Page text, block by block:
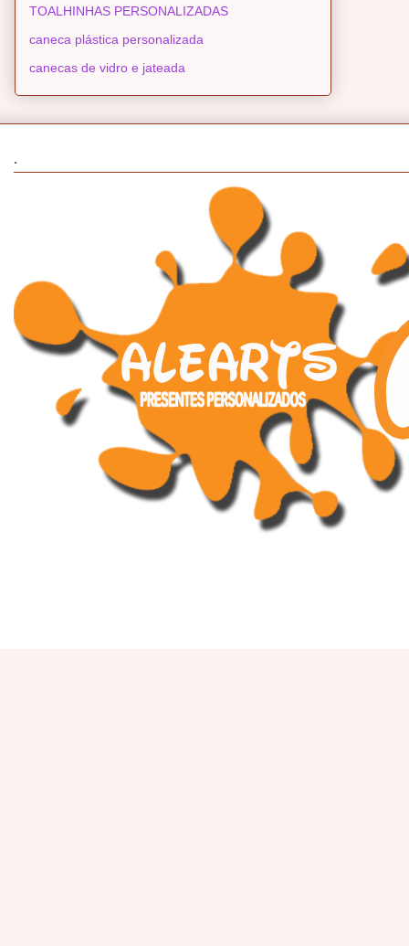
TOALHINHAS PERSONALIZADAS
caneca plástica personalizada
canecas de vidro e jateada
.